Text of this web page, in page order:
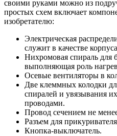
своими руками можно из
простых схем включает
изобретателю:
Электрическая
служит в качестве
Нихромовая спираль для
выполняющая роль
Осевые вентиляторы в
Две клеммных колодки
спиралей и увязывания
проводами.
Провод сечением не
Разъем для
Кнопка-выключатель.